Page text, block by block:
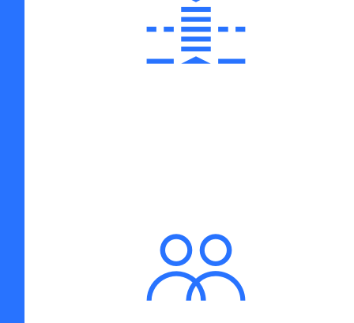
MOBILITÀ SICURA E
SOSTENIBILE
COSTRUZIONE DI
COMUNITÀ